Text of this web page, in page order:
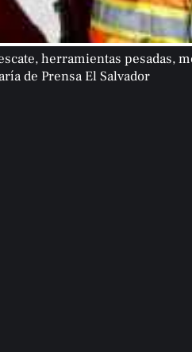
herramientas pesadas,
de Prensa El Salvador